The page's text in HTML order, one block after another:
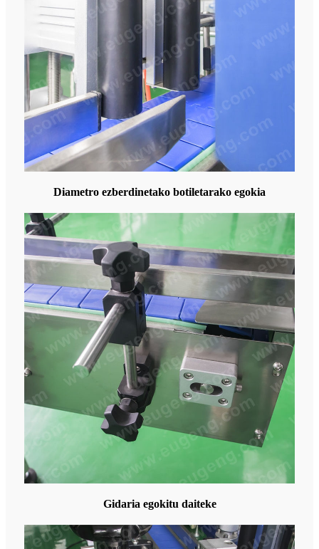
Diametro ezberdinetako botiletarako egokia
Gidaria egokitu daiteke